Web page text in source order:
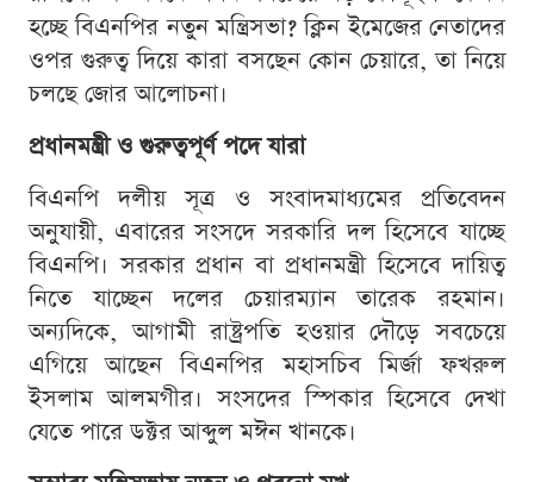
হচ্ছে বিএনপির নতুন মন্ত্রিসভা? ক্লিন ইমেজের নেতাদের
ওপর গুরুত্ব দিয়ে কারা বসছেন কোন চেয়ারে, তা নিয়ে
চলছে জোর আলোচনা।
প্রধানমন্ত্রী ও গুরুত্বপূর্ণ পদে যারা
বিএনপি দলীয় সূত্র ও সংবাদমাধ্যমের প্রতিবেদন
অনুযায়ী, এবারের সংসদে সরকারি দল হিসেবে যাচ্ছে
বিএনপি। সরকার প্রধান বা প্রধানমন্ত্রী হিসেবে দায়িত্ব
নিতে যাচ্ছেন দলের চেয়ারম্যান তারেক রহমান।
অন্যদিকে, আগামী রাষ্ট্রপতি হওয়ার দৌড়ে সবচেয়ে
এগিয়ে আছেন বিএনপির মহাসচিব মির্জা ফখরুল
ইসলাম আলমগীর। সংসদের স্পিকার হিসেবে দেখা
যেতে পারে ডক্টর আব্দুল মঈন খানকে।